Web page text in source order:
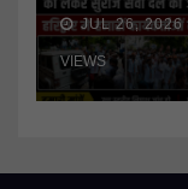
JUL 26, 2026
VIEWS